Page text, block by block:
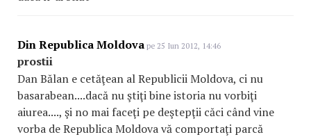
Din Republica Moldova pe 25 Iun 2012, 14:46
prostii
Dan Bălan e cetăţean al Republicii Moldova, ci nu
basarabean....dacă nu ştiţi bine istoria nu vorbiţi
aiurea...., şi no mai faceţi pe deştepţii căci când vine
vorba de Republica Moldova vă comportaţi parcă